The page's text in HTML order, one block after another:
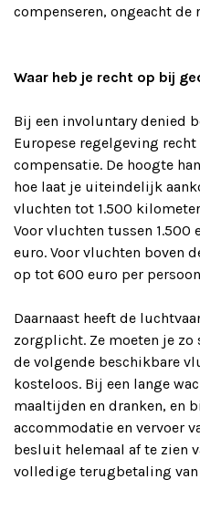
compenseren, ongeacht de
Waar heb je recht op bij
Bij een involuntary denied
Europese regelgeving
compensatie. De hoogte
hoe laat je uiteindelijk
vluchten tot 1.500
Voor vluchten tussen
euro. Voor vluchten boven
op tot 600 euro per
Daarnaast heeft de
zorgplicht. Ze moeten je
de volgende beschikbare
kosteloos. Bij een lange
maaltijden en dranken, en
accommodatie en vervoer
besluit helemaal af te zien
volledige terugbetaling